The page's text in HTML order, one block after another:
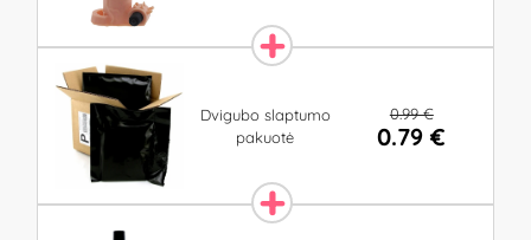
Dvigubo slaptumo
pakuotė
0.99 €
0.79 €